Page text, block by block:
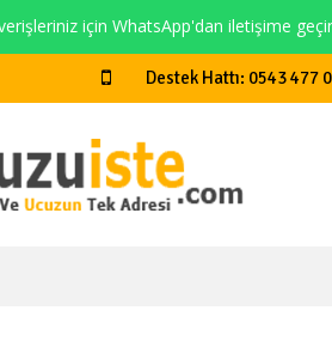
için WhatsApp'dan iletişime
Destek Hattı: 0543 477